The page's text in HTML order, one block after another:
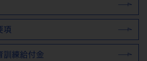
項
訓練給付金